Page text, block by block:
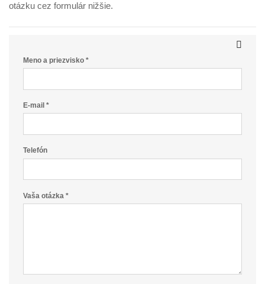
otázku cez formulár nižšie.
Meno a priezvisko *
E-mail *
Telefón
Vaša otázka *